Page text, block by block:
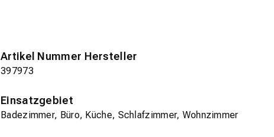
Artikel Nummer Hersteller
397973
Einsatzgebiet
Badezimmer, Büro, Küche, Schlafzimmer, Wohnzimmer